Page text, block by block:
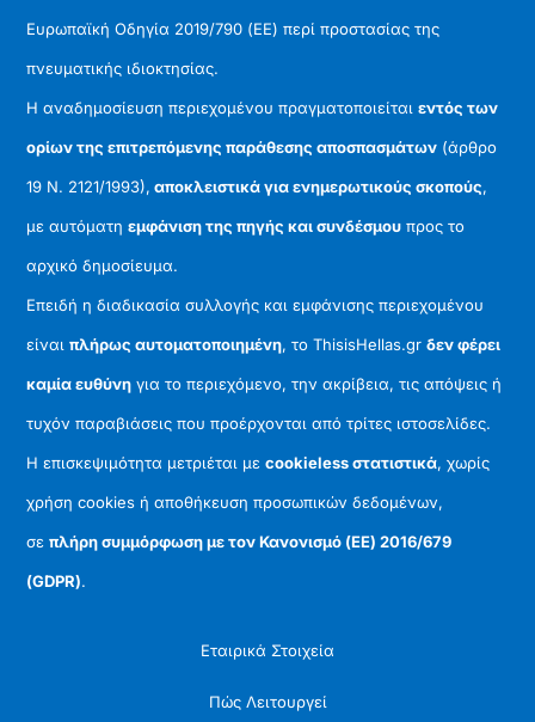
Ευρωπαϊκή Οδηγία 2019/790 (ΕΕ) περί προστασίας της
πνευματικής ιδιοκτησίας.
Η αναδημοσίευση περιεχομένου πραγματοποιείταιεντός των
ορίων της επιτρεπόμενης παράθεσης αποσπασμάτων (άρθρο
19 Ν. 2121/1993), αποκλειστικά για ενημερωτικούς σκοπούς,
με αυτόματηεμφάνιση της πηγής και συνδέσμου προς το
αρχικό δημοσίευμα.
Επειδή η διαδικασία συλλογής και εμφάνισης περιεχομένου
είναιπλήρως αυτοματοποιημένη, το ThisisHellas.grδεν φέρει
καμία ευθύνη για το περιεχόμενο, την ακρίβεια, τις απόψεις ή
τυχόν παραβιάσεις που προέρχονται από τρίτες ιστοσελίδες.
Η επισκεψιμότητα μετριέται μεcookieless στατιστικά, χωρίς
χρήση cookies ή αποθήκευση προσωπικών δεδομένων,
σεπλήρη συμμόρφωση με τον Κανονισμό (ΕΕ) 2016/679
(GDPR).
Εταιρικά Στοιχεία
Πώς Λειτουργεί